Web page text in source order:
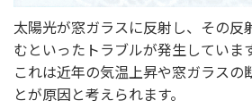
選ばれる理由
太陽光が窓ガラスに反射し、その反
むといったトラブルが発生しています
これは近年の気温上昇や窓ガラスの
とが原因と考えられます。